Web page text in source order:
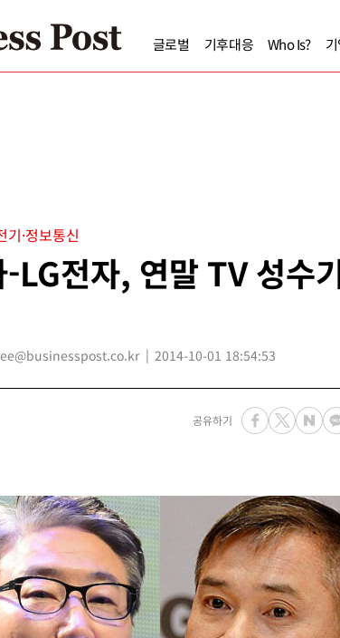
글로벌 기후대응 Who Is?
기·정보통신
LG전자, 연말 TV 성수
2014-10-01 18:54:53
공유하기